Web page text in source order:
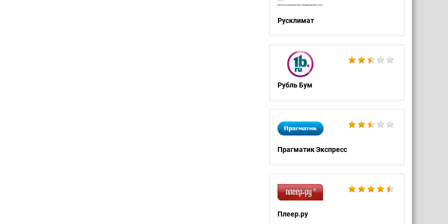
Русклимат
Рубль Бум
Прагматик Экспресс
Плеер.ру